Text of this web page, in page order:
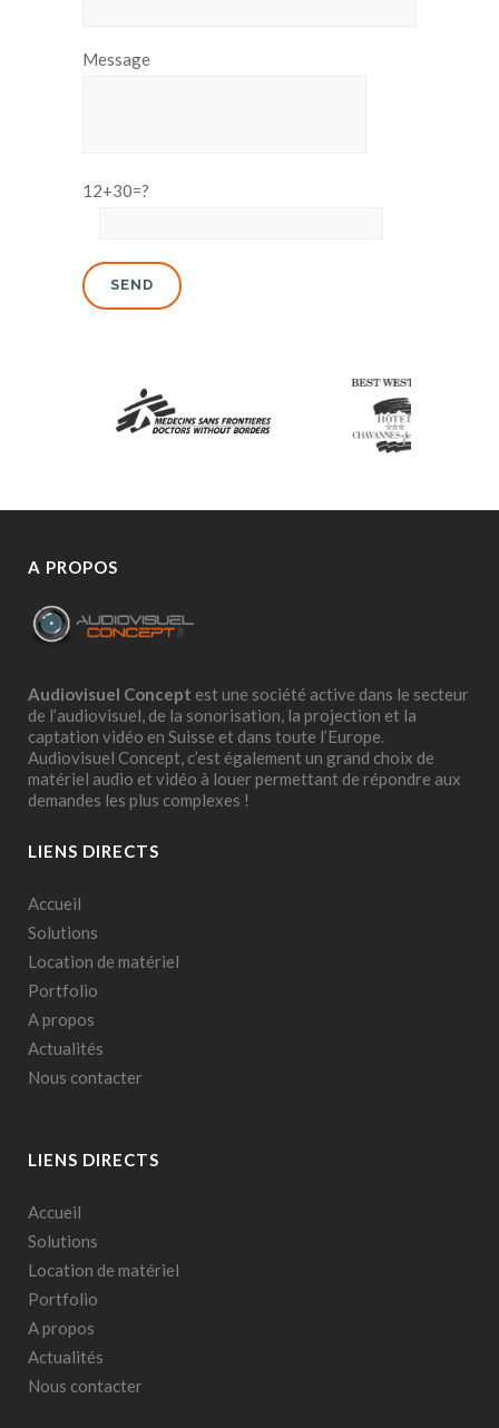
Message
12+30=?
A PROPOS
Audiovisuel Concept est une société active dans le secteur
de l’audiovisuel, de la sonorisation, la projection et la
captation vidéo en Suisse et dans toute l’Europe.
Audiovisuel Concept, c’est également un grand choix de
matériel audio et vidéo à louer permettant de répondre aux
demandes les plus complexes !
LIENS DIRECTS
Accueil
Solutions
Location de matériel
Portfolio
A propos
Actualités
Nous contacter
LIENS DIRECTS
Accueil
Solutions
Location de matériel
Portfolio
A propos
Actualités
Nous contacter